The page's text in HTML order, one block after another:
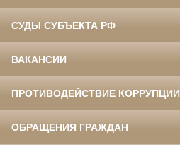
СУДЫ СУБЪЕКТА РФ
ВАКАНСИИ
ПРОТИВОДЕЙСТВИЕ КОРРУПЦИИ
ОБРАЩЕНИЯ ГРАЖДАН